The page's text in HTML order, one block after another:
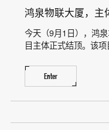
鸿泉物联大厦，主
今天（9月1日），鸿
目主体正式结顶。该
Enter